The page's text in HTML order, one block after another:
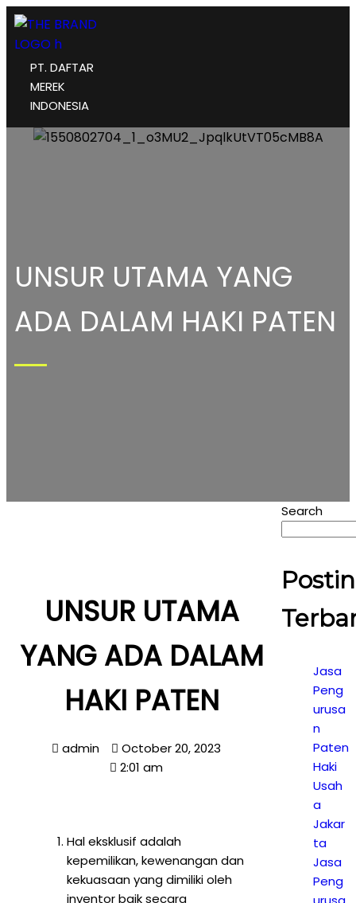
PT. DAFTAR
MEREK
INDONESIA
UNSUR UTAMA YANG
ADA DALAM HAKI PATEN
UNSUR UTAMA
YANG ADA DALAM
HAKI PATEN
admin
October 20, 2023
2:01 am
Hal eksklusif adalah
kepemilikan, kewenangan dan
kekuasaan yang dimiliki oleh
inventor baik secara
Search
Jasa
Peng
urusa
n
Paten
Haki
Usah
a
Jakar
ta
Jasa
Peng